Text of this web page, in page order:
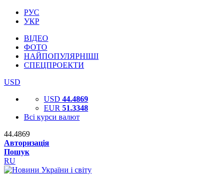
РУС
УКР
ВІДЕО
ФОТО
НАЙПОПУЛЯРНІШІ
СПЕЦПРОЕКТИ
USD
USD 44.4869
EUR 51.3348
Всі курси валют
44.4869
Авторизація
Пошук
RU